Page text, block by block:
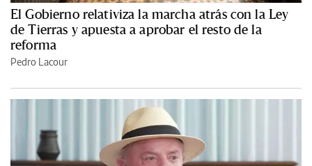
El Gobierno relativiza la marcha atrás con la Ley
de Tierras y apuesta a aprobar el resto de la
reforma
Pedro Lacour